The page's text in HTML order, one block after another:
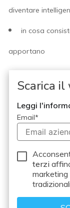
diventare
in cosa
apportano
Scarica
Leggi
Email*
terzi